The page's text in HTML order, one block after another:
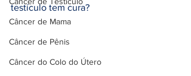
Câncer de Mama
Câncer de Pênis
Câncer do Colo do Útero
testículo tem cura?